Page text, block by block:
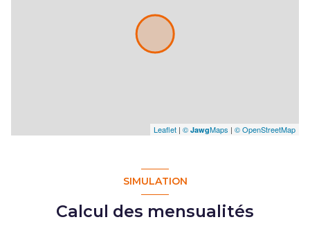
Leaflet | © JawgMaps | © OpenStreetMap
SIMULATION
Calcul des mensualités